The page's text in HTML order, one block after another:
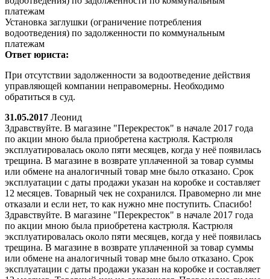
платежам
Установка заглушки (ограничение потребления
водоотведения) по задолженности по коммунальным
платежам
Ответ юриста:
При отсутствии задолженности за водоотведение действия
управляющей компании неправомерны. Необходимо
обратиться в суд.
31.05.2017 Леонид
Здравствуйте. В магазине "Перекресток" в начале 2017 года
по акции мною была приобретена кастрюля. Кастрюля
эксплуатировалась около пяти месяцев, когда у неё появилась
трещина. В магазине в возврате уплаченной за товар суммы
или обмене на аналогичный товар мне было отказано. Срок
эксплуатации с даты продажи указан на коробке и составляет
12 месяцев. Товарный чек не сохранился. Правомерно ли мне
отказали и если нет, то как нужно мне поступить. Спасибо!
Здравствуйте. В магазине "Перекресток" в начале 2017 года
по акции мною была приобретена кастрюля. Кастрюля
эксплуатировалась около пяти месяцев, когда у неё появилась
трещина. В магазине в возврате уплаченной за товар суммы
или обмене на аналогичный товар мне было отказано. Срок
эксплуатации с даты продажи указан на коробке и составляет